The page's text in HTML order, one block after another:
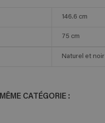
146.6 cm
75 cm
Naturel et noir
CATÉGORIE :